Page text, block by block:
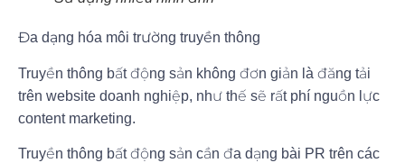
Đa dạng hóa môi trường truyền thông
Truyền thông bất động sản không đơn giản là đăng tải
trên website doanh nghiệp, như thế sẽ rất phí nguồn lực
content marketing.
Truyền thông bất động sản cần đa dạng bài PR trên các